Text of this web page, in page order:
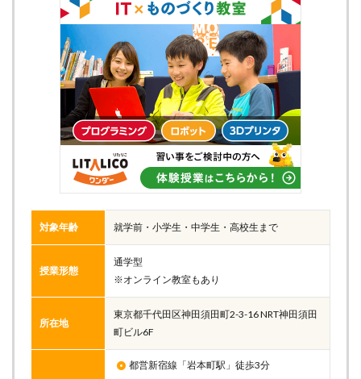
対象年齢 就学前・小学生・中学生・高校生まで
授業形態
通学型
※オンライン教室もあり
所在地
東京都千代田区神田須田町2-3-16 NRT神田須田
町ビル6F
都営新宿線「岩本町駅」徒歩3分